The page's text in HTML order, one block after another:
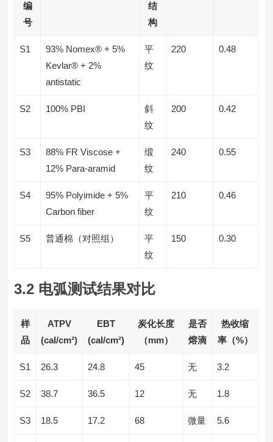
编
号
结
构
S1
93% Nomex® + 5%
Kevlar® + 2%
antistatic
平
纹
220 0.48
S2 100% PBI
斜
纹
200 0.42
S3
88% FR Viscose +
12% Para-aramid
缎
纹
240 0.55
S4
95% Polyimide + 5%
Carbon fiber
平
纹
210 0.46
S5 普通棉（对照组）
平
纹
150 0.30
3.2 电弧测试结果对比
样
品
ATPV
(cal/cm²)
EBT
(cal/cm²)
炭化长度
（mm）
是否
熔滴
热收缩
率（%）
S1 26.3 24.8 45 无 3.2
S2 38.7 36.5 12 无 1.8
S3 18.5 17.2 68 微量 5.6